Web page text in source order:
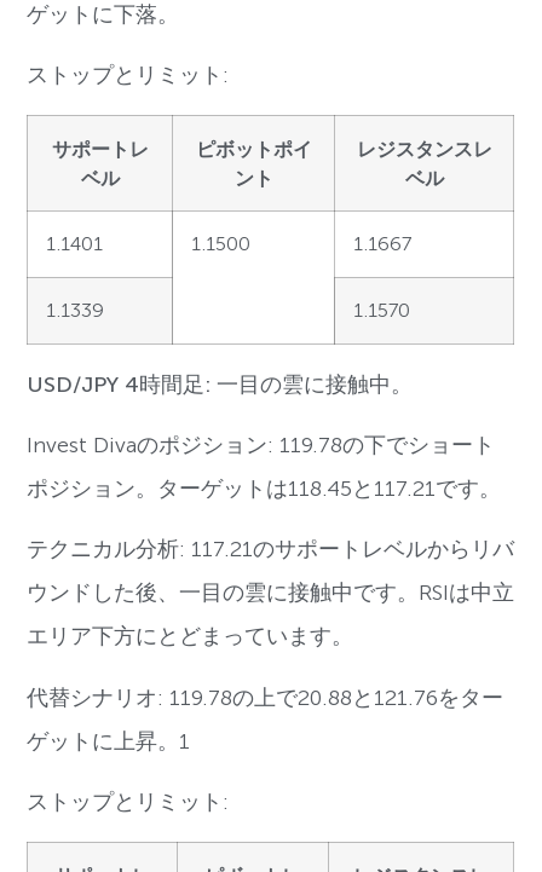
ゲットに下落。
ストップとリミット:
サポートレ
ベル
ピボットポイ
ント
レジスタンスレ
ベル
1.1401 1.1500 1.1667
1.1339 1.1570
USD/JPY 4時間足: 一目の雲に接触中。
Invest Divaのポジション: 119.78の下でショート
ポジション。ターゲットは118.45と117.21です。
テクニカル分析: 117.21のサポートレベルからリバ
ウンドした後、一目の雲に接触中です。RSIは中立
エリア下方にとどまっています。
代替シナリオ: 119.78の上で20.88と121.76をター
ゲットに上昇。1
ストップとリミット: